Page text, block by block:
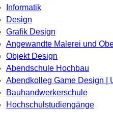
Informatik
Design
Grafik Design
Angewandte Malerei und
Objekt Design
Abendschule Hochbau
Abendkolleg Game Design |
Bauhandwerkerschule
Hochschulstudiengänge